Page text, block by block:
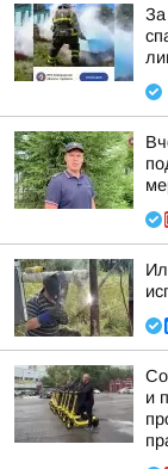
За
и